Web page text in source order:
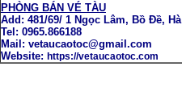
PHÒNG BÁN VÉ TÀU
Add: 481/69/ 1 Ngọc Lâm, Bồ Đề,
Tel: 0965.866188
Mail: vetaucaotoc@gmail.com
Website: https://vetaucaotoc.com